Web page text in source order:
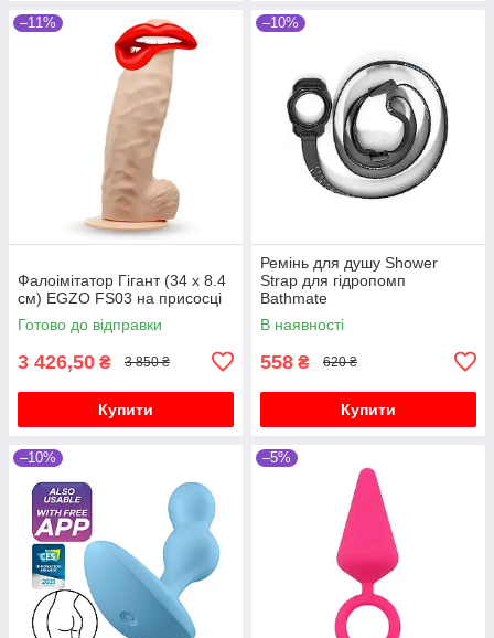
–11%
Фалоімітатор Гігант (34 х 8.4
см) EGZO FS03 на присосці
Готово до відправки
3 426,50 ₴ 3 850 ₴
Купити
–10%
Ремінь для душу Shower
Strap для гідропомп
Bathmate
В наявності
558 ₴ 620 ₴
Купити
–10% –5%